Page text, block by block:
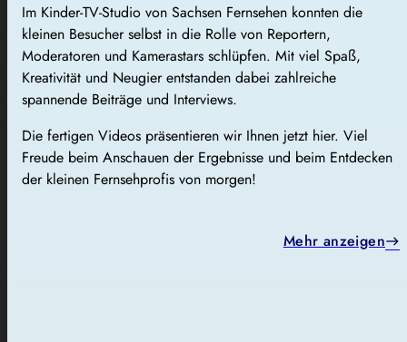
Im Kinder-TV-Studio von Sachsen Fernsehen konnten die
kleinen Besucher selbst in die Rolle von Reportern,
Moderatoren und Kamerastars schlüpfen. Mit viel Spaß,
Kreativität und Neugier entstanden dabei zahlreiche
spannende Beiträge und Interviews.
Die fertigen Videos präsentieren wir Ihnen jetzt hier. Viel
Freude beim Anschauen der Ergebnisse und beim Entdecken
der kleinen Fernsehprofis von morgen!
Mehr anzeigen